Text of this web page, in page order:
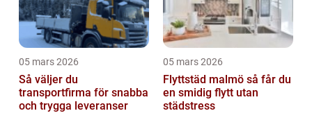
05 mars 2026
Så väljer du
transportfirma för snabba
och trygga leveranser
05 mars 2026
Flyttstäd malmö så får du
en smidig flytt utan
städstress